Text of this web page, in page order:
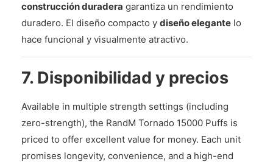
construcción duradera garantiza un rendimiento
duradero. El diseño compacto y diseño elegante lo
hace funcional y visualmente atractivo.
7. Disponibilidad y precios
Available in multiple strength settings (including
zero-strength), the RandM Tornado 15000 Puffs is
priced to offer excellent value for money. Each unit
promises longevity, convenience, and a high-end